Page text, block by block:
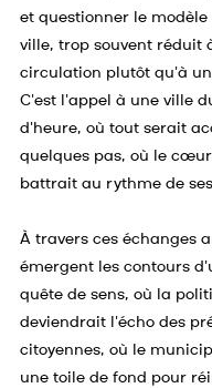
et questionner le
ville, trop souvent réduit
circulation plutôt qu'à un
C'est l'appel à une ville
d'heure, où tout serait
quelques pas, où le
battrait au rythme de
À travers ces échanges
émergent les contours
quête de sens, où la
deviendrait l'écho des
citoyennes, où le
une toile de fond pour